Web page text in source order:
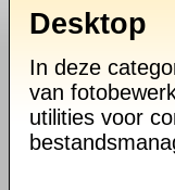
Desktop
In deze
van
utilities voor